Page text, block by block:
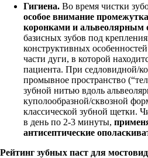
Гигиена. Во время чистки
особое внимание
коронками и альвеолярным
базисных зубов под
конструктивных
части дуги, в которой
пациента. При седловидной/
промывное пространство
зубной нитью вдоль
куполообразной/сквозной
классической зубной щетки.
в день по 2-3 минуты,
антисептические
Рейтинг зубных паст для